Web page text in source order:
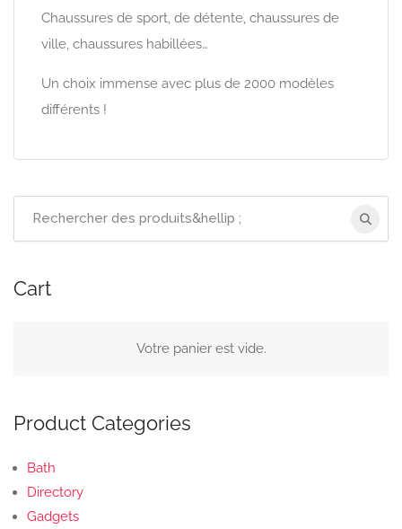
Chaussures de sport, de détente, chaussures de
ville, chaussures habillées…
Un choix immense avec plus de 2000 modèles
différents !
Cart
Votre panier est vide.
Product Categories
Bath
Directory
Gadgets